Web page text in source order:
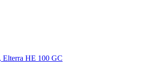
HE 100 GC